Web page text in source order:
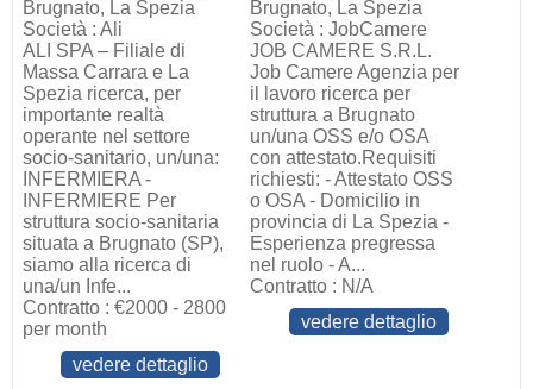
Brugnato, La Spezia
Società : Ali
ALI SPA – Filiale di
Massa Carrara e La
Spezia ricerca, per
importante realtà
operante nel settore
socio-sanitario, un/una:
INFERMIERA -
INFERMIERE Per
struttura socio-sanitaria
situata a Brugnato (SP),
siamo alla ricerca di
una/un Infe...
Contratto : €2000 - 2800
per month
vedere dettaglio
Brugnato, La Spezia
Società : JobCamere
JOB CAMERE S.R.L.
Job Camere Agenzia per
il lavoro ricerca per
struttura a Brugnato
un/una OSS e/o OSA
con attestato.Requisiti
richiesti: - Attestato OSS
o OSA - Domicilio in
provincia di La Spezia -
Esperienza pregressa
nel ruolo - A...
Contratto : N/A
vedere dettaglio